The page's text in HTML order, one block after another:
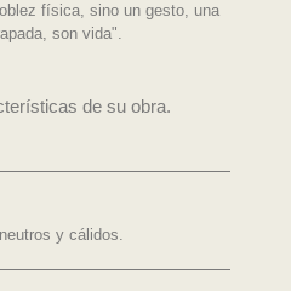
física, sino un gesto, una
son vida".
de su obra.
y cálidos.